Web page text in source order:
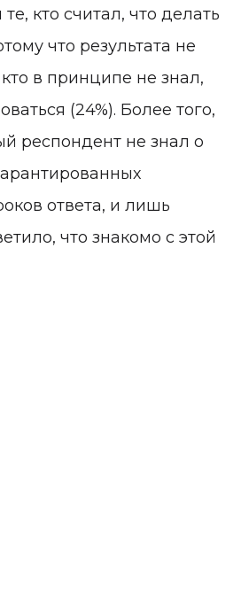
кто считал, что делать
что результата не
кто в принципе не знал,
(24%). Более того,
респондент не знал о
ответа, и лишь
что знакомо с этой